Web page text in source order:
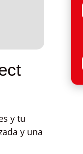
y tu
y una